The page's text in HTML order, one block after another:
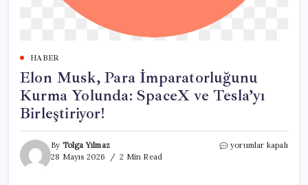
HABER
Elon Musk, Para İmparatorluğunu
Kurma Yolunda: SpaceX ve Tesla’yı
Birleştiriyor!
By Tolga Yılmaz
28 Mayıs 2026
2 Min Read
Elon
yorumlar kapalı